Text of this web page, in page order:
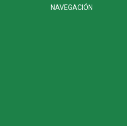
NAVEGACIÓN